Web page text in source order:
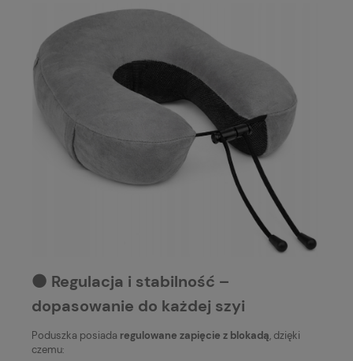
⚫️ Regulacja i stabilność –
dopasowanie do każdej szyi
Poduszka posiada regulowane zapięcie z blokadą, dzięki
czemu: